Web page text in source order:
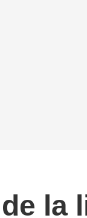
la